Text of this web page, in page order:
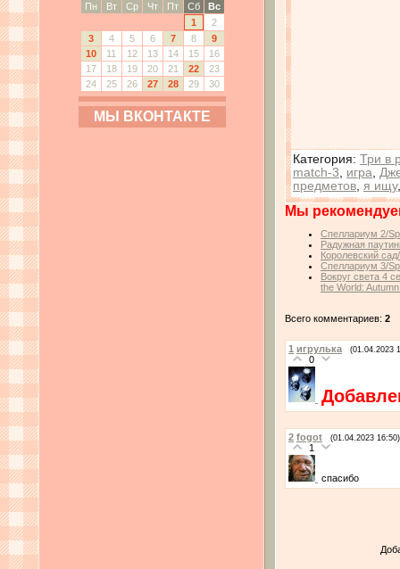
Пн
Вт Ср Чт Пт Сб
Вс
1
2
3
4 5 6 7 8
9
10
11 12 13 14 15
16
17
18 19 20 21 22
23
24
25 26 27 28 29 30
МЫ ВКОНТАКТЕ
Категория: Три в
match-3
игра
предметов я ищу
Мы
Спеллариум 2/
Радужная
Королевский
Спеллариум 3/
Вокруг света 4
the World:
Всего комментариев: 2
1 игрулька (01.04.2023
0
2 fogot (01.04.2023 16:50)
1
спасибо